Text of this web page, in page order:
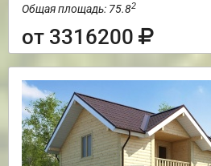
Общая площадь: 75.82
от 3316200